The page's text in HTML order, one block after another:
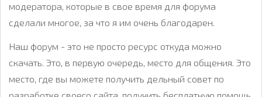
модератора, которые в свое время для форума
сделали многое, за что я им очень благодарен.
Наш форум - это не просто ресурс откуда можно
скачать. Это, в первую очередь, место для общения. Это
место, где вы можете получить дельный совет по